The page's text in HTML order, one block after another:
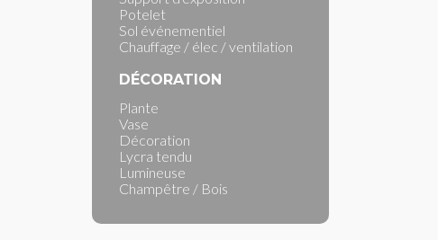
Potelet
Sol événementiel
Chauffage / élec / ventilation
DÉCORATION
Plante
Vase
Décoration
Lycra tendu
Lumineuse
Champêtre / Bois